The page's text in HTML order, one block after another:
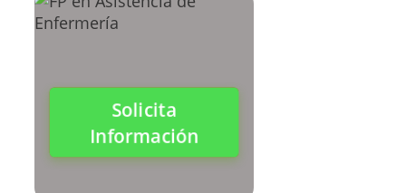
Solicita
Información